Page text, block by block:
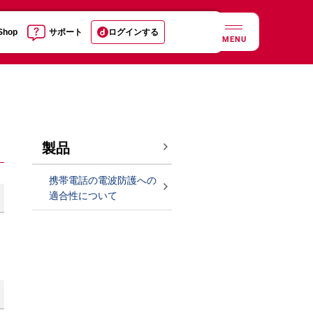
サポート ログインする
MENU
製品
携帯電話の電波防護への
適合性について